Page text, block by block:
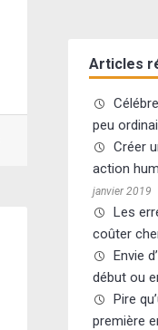
Articles
peu
Créer
action
janvier 2019
Les
coûter
Envie
début ou
Pire
première